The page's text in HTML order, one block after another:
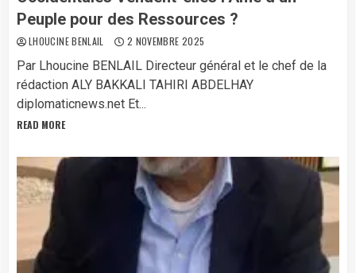
Peuple pour des Ressources ?
LHOUCINE BENLAIL 2 NOVEMBRE 2025
Par Lhoucine BENLAIL Directeur général et le chef de la
rédaction ALY BAKKALI TAHIRI ABDELHAY
diplomaticnews.net Et...
READ MORE